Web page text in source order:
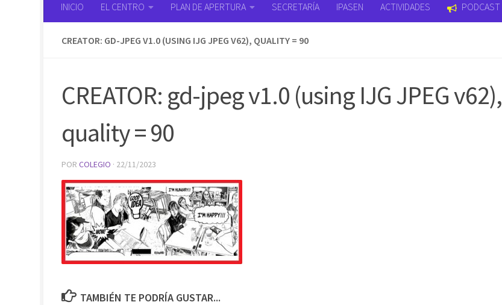
INICIO EL CENTRO PLAN DE APERTURA SECRETARÍA IPASEN ACTIVIDADES PODCAST
CREATOR: GD-JPEG V1.0 (USING IJG JPEG V62), QUALITY = 90
CREATOR: gd-jpeg v1.0 (using IJG JPEG v62),
quality = 90
POR COLEGIO · 22/11/2023
TAMBIÉN TE PODRÍA GUSTAR...